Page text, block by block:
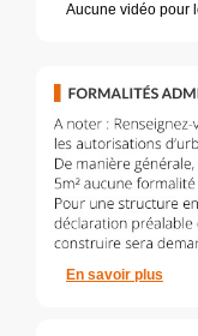
Aucune vidéo pour
En savoir plus